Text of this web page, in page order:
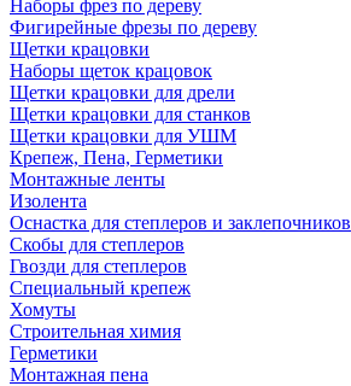
Наборы фрез по дереву
Фигирейные фрезы по дереву
Щетки крацовки
Наборы щеток крацовок
Щетки крацовки для дрели
Щетки крацовки для станков
Щетки крацовки для УШМ
Крепеж, Пена, Герметики
Монтажные ленты
Изолента
Оснастка для степлеров и заклепочников
Скобы для степлеров
Гвозди для степлеров
Специальный крепеж
Хомуты
Строительная химия
Герметики
Монтажная пена